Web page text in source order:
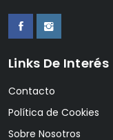
Links De Interés
Contacto
Política de Cookies
Sobre Nosotros